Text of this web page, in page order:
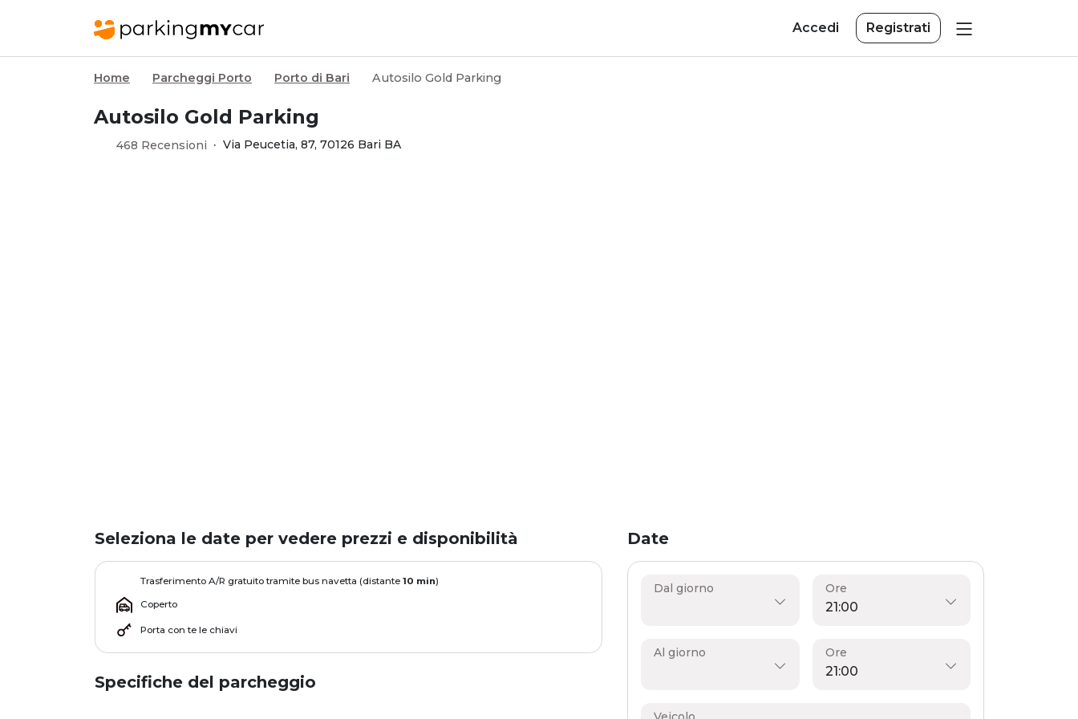
Accedi Registrati
Home Parcheggi Porto Porto di Bari Autosilo Gold Parking
Autosilo Gold Parking
468 Recensioni · Via Peucetia, 87, 70126 Bari BA
Date
Dal giorno Ore
Al giorno Ore
Seleziona le date per vedere prezzi e disponibilità
Trasferimento A/R gratuito tramite bus navetta (distante 10 min)
Coperto
Porta con te le chiavi
Specifiche del parcheggio